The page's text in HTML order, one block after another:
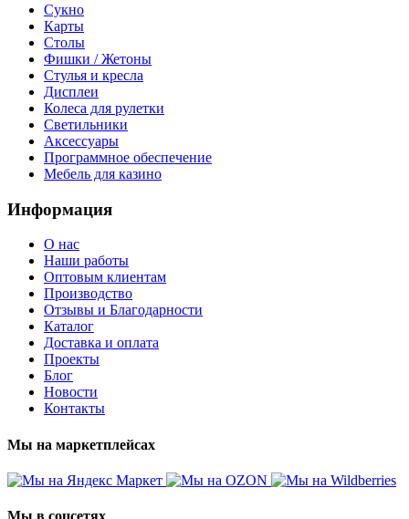
Сукно
Карты
Столы
Фишки / Жетоны
Стулья и кресла
Дисплеи
Колеса для рулетки
Светильники
Аксессуары
Программное обеспечение
Мебель для казино
Информация
О нас
Наши работы
Оптовым клиентам
Производство
Отзывы и Благодарности
Каталог
Доставка и оплата
Проекты
Блог
Новости
Контакты
Мы на маркетплейсах
Мы в соцсетях